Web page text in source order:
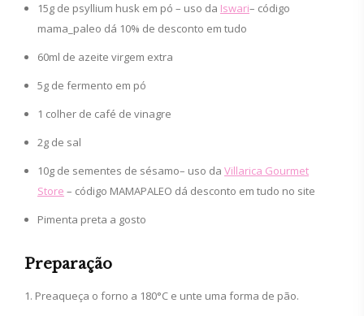
15g de psyllium husk em pó – uso da Iswari– código
mama_paleo dá 10% de desconto em tudo
60ml de azeite virgem extra
5g de fermento em pó
1 colher de café de vinagre
2g de sal
10g de sementes de sésamo– uso da Villarica Gourmet
Store – código MAMAPALEO dá desconto em tudo no site
Pimenta preta a gosto
Preparação
Preaqueça o forno a 180°C e unte uma forma de pão.